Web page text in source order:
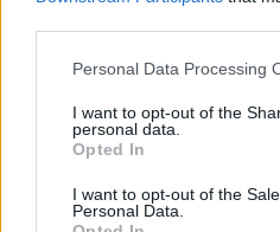
Personal Data Processing
I want to opt-out of the
personal data.
Opted In
I want to opt-out of the
Personal Data.
Z jednej strony, to zadanie na
inwestycji krajowych, a z
dobrej woli i działania w
rolnych oraz obszarach z
Wodę należy nie tylko
korzystać z takich sposobów